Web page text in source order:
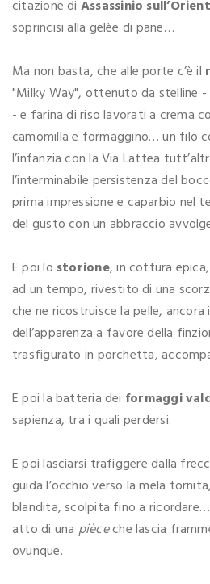
citazione di Assassinio
soprincisi alla gelèe di pane…
Ma non basta, che alle porte c’è il
"Milky Way", ottenuto da stelline -
- e farina di riso lavorati a crema
camomilla e formaggino… un filo
l’infanzia con la Via Lattea
l’interminabile persistenza del
prima impressione e caparbio nel
del gusto con un abbraccio
E poi lo storione, in cottura
ad un tempo, rivestito di una
che ne ricostruisce la pelle,
dell’apparenza a favore della
trasfigurato in porchetta,
E poi la batteria dei formaggi
sapienza, tra i quali perdersi.
E poi lasciarsi trafiggere dalla
guida l’occhio verso la mela
blandita, scolpita fino a ricordare…
atto di una pièceche lascia
ovunque.